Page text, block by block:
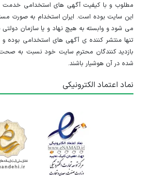
مطلوب و با کیفیت آگهی های استخدامی خدمت
این سایت بوده است. ایران استخدام به صورت
می شود و وابسته به هیچ نهاد و یا سازمان
تنها منتشر کننده ی آگهی های استخدامی بوده و
بازدید کنندگان محترم سایت خود نسبت به
شده در آن هوشیار باشند.
نماد اعتماد الکترونیکی